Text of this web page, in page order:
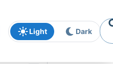
Light Dark